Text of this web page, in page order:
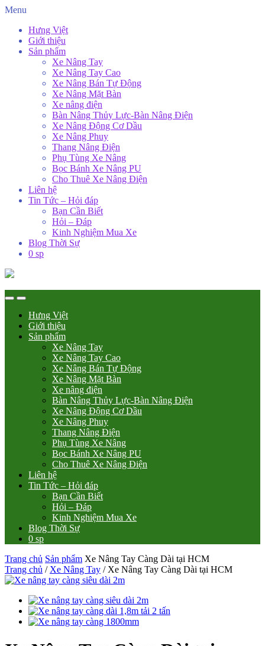
Menu
Hưng Việt
Giới thiệu
Sản phẩm
Xe Nâng Tay
Xe Nâng Tay Cao
Xe Nâng Bán Tự Động
Xe Nâng Mặt Bàn
Xe nâng điện
Bàn Nâng Thủy Lực-Bàn Nâng Điện
Xe Nâng Động Cơ Dầu
Xe Nâng Phuy
Thang Nâng Điện
Phụ Tùng Xe Nâng
Bọc Bánh Xe Nâng PU
Cho Thuê Xe Nâng Điện
Liên hệ
Tin Tức – Hỏi đáp
Bạn Cần Biết
Hỏi – Đáp
Kinh Nghiệm Mua Xe
Blog Thời Sự
0 sp
Hưng Việt
Giới thiệu
Sản phẩm
Xe Nâng Tay
Xe Nâng Tay Cao
Xe Nâng Bán Tự Động
Xe Nâng Mặt Bàn
Xe nâng điện
Bàn Nâng Thủy Lực-Bàn Nâng Điện
Xe Nâng Động Cơ Dầu
Xe Nâng Phuy
Thang Nâng Điện
Phụ Tùng Xe Nâng
Bọc Bánh Xe Nâng PU
Cho Thuê Xe Nâng Điện
Liên hệ
Tin Tức – Hỏi đáp
Bạn Cần Biết
Hỏi – Đáp
Kinh Nghiệm Mua Xe
Blog Thời Sự
0 sp
Trang chủ Sản phẩm Xe Nâng Tay Càng Dài tại HCM
Trang chủ / Xe Nâng Tay / Xe Nâng Tay Càng Dài tại HCM